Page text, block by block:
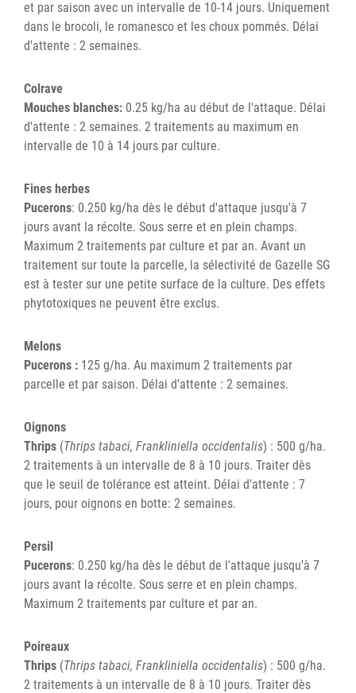
et par saison avec un intervalle de 10-14 jours. Uniquement
dans le brocoli, le romanesco et les choux pommés. Délai
d'attente : 2 semaines.
Colrave
Mouches blanches: 0.25 kg/ha au début de l'attaque. Délai
d'attente : 2 semaines. 2 traitements au maximum en
intervalle de 10 à 14 jours par culture.
Fines herbes
Pucerons: 0.250 kg/ha dès le début d'attaque jusqu'à 7
jours avant la récolte. Sous serre et en plein champs.
Maximum 2 traitements par culture et par an. Avant un
traitement sur toute la parcelle, la sélectivité de Gazelle SG
est à tester sur une petite surface de la culture. Des effets
phytotoxiques ne peuvent être exclus.
Melons
Pucerons : 125 g/ha. Au maximum 2 traitements par
parcelle et par saison. Délai d’attente : 2 semaines.
Oignons
Thrips (Thrips tabaci, Frankliniella occidentalis) : 500 g/ha.
2 traitements à un intervalle de 8 à 10 jours. Traiter dès
que le seuil de tolérance est atteint. Délai d'attente : 7
jours, pour oignons en botte: 2 semaines.
Persil
Pucerons: 0.250 kg/ha dès le début de l'attaque jusqu'à 7
jours avant la récolte. Sous serre et en plein champs.
Maximum 2 traitements par culture et par an.
Poireaux
Thrips (Thrips tabaci, Frankliniella occidentalis) : 500 g/ha.
2 traitements à un intervalle de 8 à 10 jours. Traiter dès